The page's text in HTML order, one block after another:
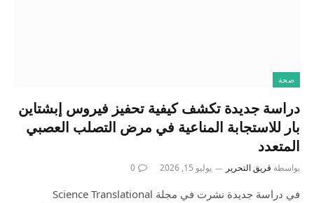
صحة
دراسة جديدة تكشف كيفية تحفيز فيروس إبشتاين
بار للاستجابة المناعية في مرض التصلب العصبي
المتعدد
بواسطة فريق التحرير يوليو 15, 2026 0
في دراسة جديدة نشرت في مجلة Science Translational